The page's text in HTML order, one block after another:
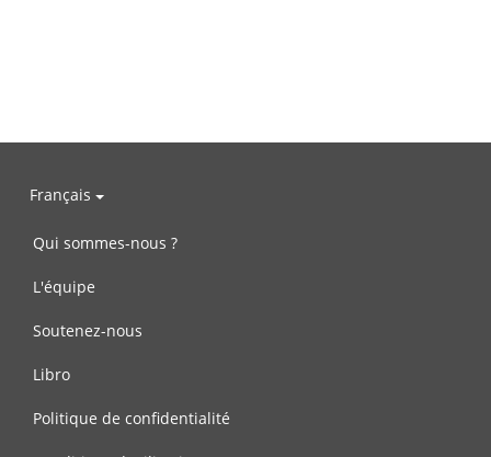
Français
Qui sommes-nous ?
L'équipe
Soutenez-nous
Libro
Politique de confidentialité